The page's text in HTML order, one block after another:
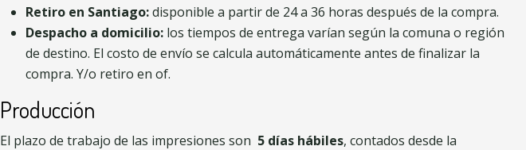
Retiro en Santiago:disponible a partir de 24 a 36 horas después de la compra.
Despacho a domicilio: los tiempos de entrega varían según la comuna o región
de destino. El costo de envío se calcula automáticamente antes de finalizar la
compra. Y/o retiro en of.
Producción
El plazo de trabajo de las impresiones son 5 días hábiles, contados desde la